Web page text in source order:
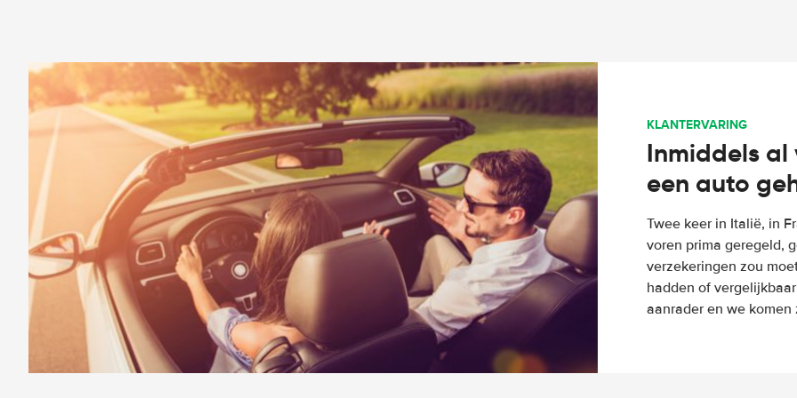
KLANTERVARING
Inmiddels al
een auto
Twee keer in Italië, in
voren prima geregeld,
verzekeringen zou
hadden of
aanrader en we komen